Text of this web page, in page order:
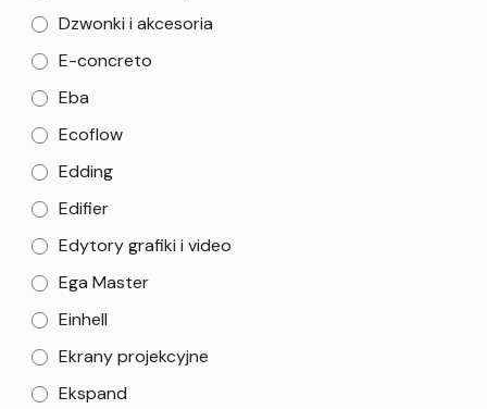
Dzwonki i akcesoria
E-concreto
Eba
Ecoflow
Edding
Edifier
Edytory grafiki i video
Ega Master
Einhell
Ekrany projekcyjne
Ekspand